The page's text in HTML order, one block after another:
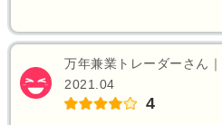
万年兼業トレーダーさん
2021.04
4